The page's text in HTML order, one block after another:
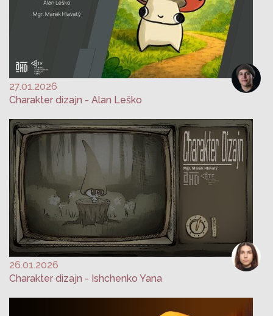
27.01.2026
Charakter dizajn - Alan Leško
26.01.2026
Charakter dizajn - Ishchenko Yana